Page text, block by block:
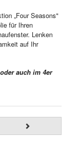
„Four Seasons"
für Ihren
Lenken
auf Ihr
auch im 4er